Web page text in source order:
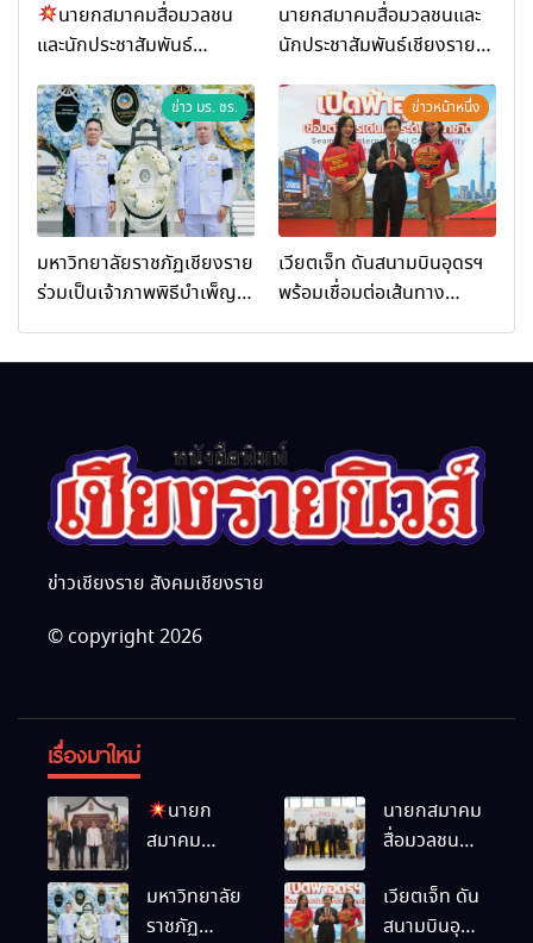
นายกสมาคมสื่อมวลชน
และนักประชาสัมพันธ์
เปิด “โครงการเสริมสร้างสุข
ภาวะพระสงฆ์” ถวายพระกุศล
99 พรรษา สมเด็จพระ
สังฆราช
นายกสมาคมสื่อมวลชนและ
นักประชาสัมพันธ์เชียงราย
การท่องเที่ยวและกีฬาจังหวัด
เชียงราย จัดกิจกรรมอบรม
“การพัฒนาศักยภาพผู้
ประกอบการและเครือข่าย
ธุรกิจ Wellness สู่การ
เติบโตอย่างยั่งยืน (Chiang
Rai Wellness Business
ข่าว มร. ชร.
มหาวิทยาลัยราชภัฏเชียงราย
ร่วมเป็นเจ้าภาพพิธีบำเพ็ญ
ข่าวหน้าหนึ่ง
เวียตเจ็ท ดันสนามบินอุดรฯ
พร้อมเชื่อมต่อเส้นทาง
ข่าวเชียงราย สังคมเชียงราย
© copyright 2026
เรื่องมาใหม่
นายก
สมาคม
และนัก
ประชาสัมพันธ์
นายกสมาคม
สื่อมวลชน
ประชาสัมพันธ์
เชียงราย
มหาวิทยาลัย
ราชภัฏ
เวียตเจ็ท ดัน
สนามบินอุ